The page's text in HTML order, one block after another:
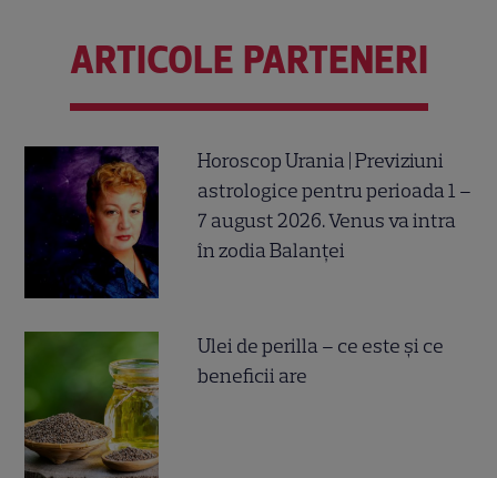
ARTICOLE PARTENERI
Horoscop Urania | Previziuni
astrologice pentru perioada 1 –
7 august 2026. Venus va intra
în zodia Balanței
Ulei de perilla – ce este și ce
beneficii are